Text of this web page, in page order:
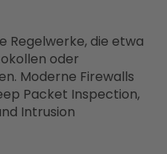
Regelwerke, die etwa
oder
Moderne Firewalls
Packet Inspection,
Intrusion